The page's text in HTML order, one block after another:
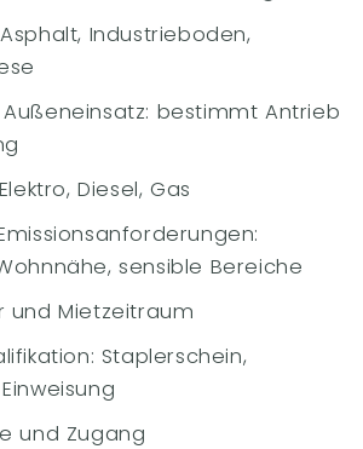
Industrieboden,
bestimmt Antrieb
Diesel, Gas
sensible Bereiche
und Mietzeitraum
Staplerschein,
und Zugang